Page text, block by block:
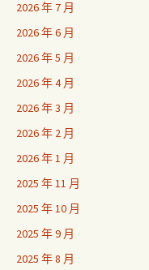
2026 年 7 月
2026 年 6 月
2026 年 5 月
2026 年 4 月
2026 年 3 月
2026 年 2 月
2026 年 1 月
2025 年 11 月
2025 年 10 月
2025 年 9 月
2025 年 8 月